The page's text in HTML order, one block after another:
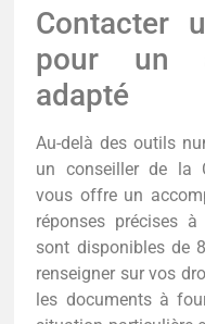
Contacter
pour un
adapté
Au-delà des outils
un conseiller de la
vous offre un
réponses précises
sont disponibles de
renseigner sur vos
les documents à